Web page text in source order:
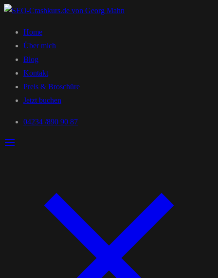
Home
Über mich
Blog
Kontakt
Preis & Broschüre
Jetzt buchen
04234 /890 90 87